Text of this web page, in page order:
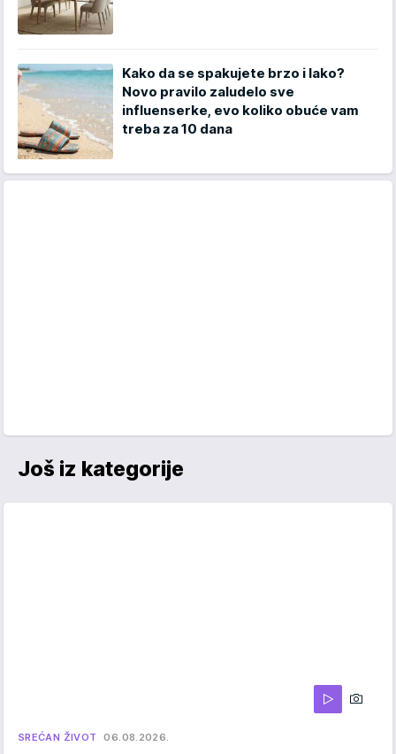
Kako da se spakujete brzo i lako?
Novo pravilo zaludelo sve
influenserke, evo koliko obuće vam
treba za 10 dana
Još iz kategorije
SREĆAN ŽIVOT 06.08.2026.